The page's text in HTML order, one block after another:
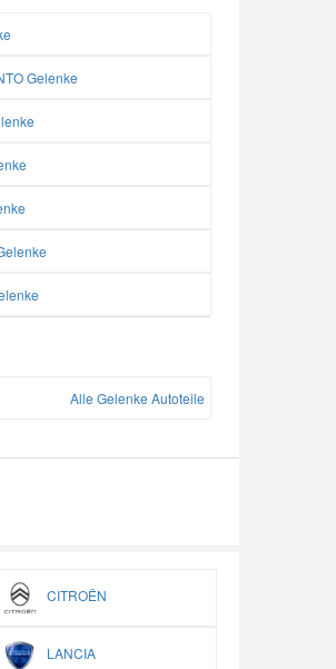
Gelenke
Alle Gelenke Autoteile
CITROËN
LANCIA